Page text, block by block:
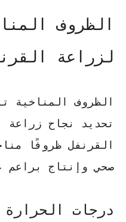
الظروف
لزراعة
الظروف المناخية
تحديد نجاح زراعة
القرنفل ظروفًا
صحي وإنتاج براعم
درجات الحرارة